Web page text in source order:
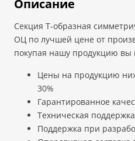
Описание
Секция T-образная
ОЦ по лучшей цене от
покупая нашу продукцию вы
Цены на продукцию
30%
Гарантированное
Техническая
Поддержка при